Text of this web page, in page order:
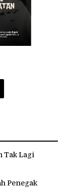
Tak Lagi
Penegak